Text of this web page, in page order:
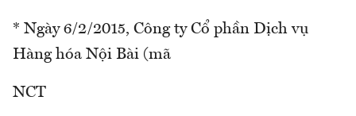
* Ngày 6/2/2015, Công ty Cổ phần Dịch vụ
Hàng hóa Nội Bài (mã
NCT